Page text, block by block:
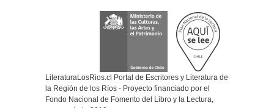
LiteraturaLosRios.cl Portal de Escritores y Literatura de
la Región de los Ríos - Proyecto financiado por el
Fondo Nacional de Fomento del Libro y la Lectura,